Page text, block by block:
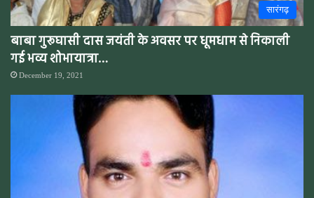
सारंगढ़
बाबा गुरूघासी दास जयंती के अवसर पर धूमधाम से निकाली
गई भव्य शोभायात्रा…
December 19, 2021